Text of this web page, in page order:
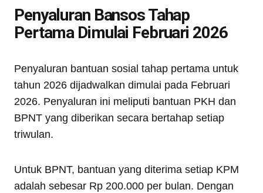
Penyaluran Bansos Tahap
Pertama Dimulai Februari 2026
Penyaluran bantuan sosial tahap pertama untuk
tahun 2026 dijadwalkan dimulai pada Februari
2026. Penyaluran ini meliputi bantuan PKH dan
BPNT yang diberikan secara bertahap setiap
triwulan.
Untuk BPNT, bantuan yang diterima setiap KPM
adalah sebesar Rp 200.000 per bulan. Dengan